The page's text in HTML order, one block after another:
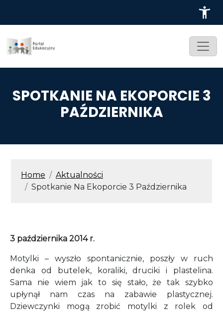
SPOTKANIE NA EKOPORCIE 3
PAŹDZIERNIKA
ŚCIEŻKA NAWIGACYJNA
Home
Aktualności
Spotkanie Na Ekoporcie 3 Października
3 października 2014 r.
Motylki – wyszło spontanicznie, poszły w ruch
denka od butelek, koraliki, druciki i plastelina.
Sama nie wiem jak to się stało, że tak szybko
upłynął nam czas na zabawie plastycznej.
Dziewczynki mogą zrobić motylki z rolek od